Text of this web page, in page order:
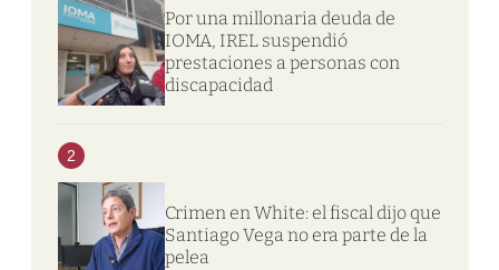
Por una millonaria deuda de
IOMA, IREL suspendió
prestaciones a personas con
discapacidad
2
Crimen en White: el fiscal dijo que
Santiago Vega no era parte de la
pelea